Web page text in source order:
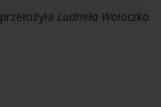
przełożyła Ludmiła Wołoczko